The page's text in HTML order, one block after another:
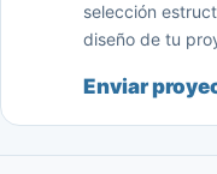
selección
diseño de tu
Enviar